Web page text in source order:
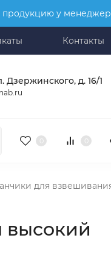
продукцию у
Контакты
Дзержинского, д. 16/1
для
высокий